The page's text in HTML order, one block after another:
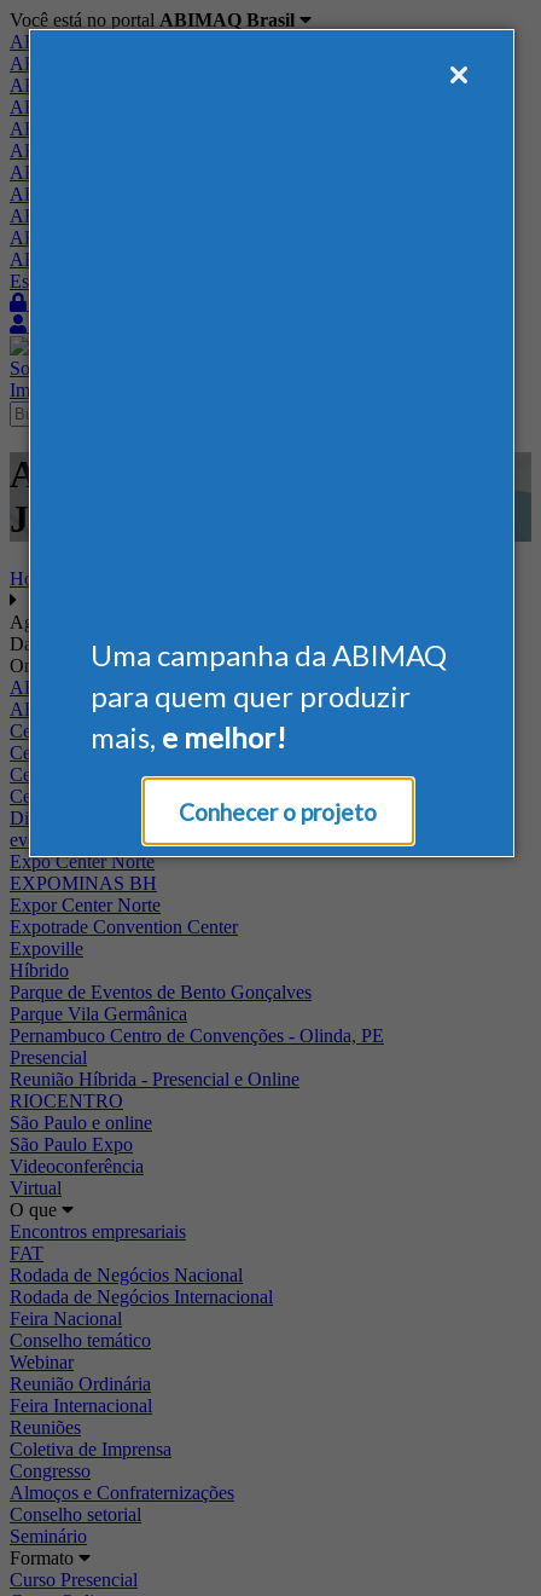
Uma campanha da ABIMAQ
para quem quer produzir
mais, e melhor!
Conhecer o projeto
Você está no portal ABIMAQ Brasil
ABIMAQ Brasil
ABIMAQ Minas Gerais
ABIMAQ Norte-Nordeste
ABIMAQ Paraná
ABIMAQ Piracicaba
ABIMAQ Ribeirão Preto
ABIMAQ Rio de Janeiro
ABIMAQ Rio Grande do Sul
ABIMAQ Santa Catarina
ABIMAQ São Paulo
ABIMAQ Vale do Paraíba
Escritório de Relações Governamentais
Sobre
Imprensa
Agenda - ABIMAQ Rio de
Janeiro - Reunião Ordinária
Home
Agenda
Data
Onde
ABIMAQ - RJ
ABIMAQ Rio de Janeiro
Centro de Convenções PUC - Campus II
Centro de Convenções Ulysses Guimarães
Centro de Feiras e Eventos da Festa da Uva
Centro Multieventos Fazenda Rio Grande
Distrito Anhembi
evento online
Expo Center Norte
EXPOMINAS BH
Expor Center Norte
Expotrade Convention Center
Expoville
Híbrido
Parque de Eventos de Bento Gonçalves
Parque Vila Germânica
Pernambuco Centro de Convenções - Olinda, PE
Presencial
Reunião Híbrida - Presencial e Online
RIOCENTRO
São Paulo e online
São Paulo Expo
Videoconferência
Virtual
O que
Encontros empresariais
FAT
Rodada de Negócios Nacional
Rodada de Negócios Internacional
Feira Nacional
Conselho temático
Webinar
Reunião Ordinária
Feira Internacional
Reuniões
Coletiva de Imprensa
Congresso
Almoços e Confraternizações
Conselho setorial
Seminário
Formato
Curso Presencial